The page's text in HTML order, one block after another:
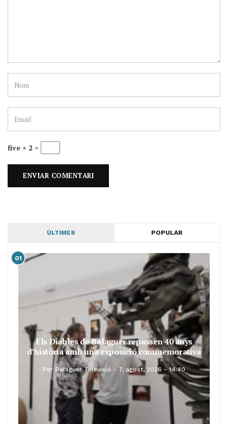
five × 2 =
ÚLTIMES POPULAR
01
Els Diables de Balaguer repassen 40 anys
d’història amb una exposició commemorativa
Per Balaguer Televisió 7, agost, 2026 - 14:40